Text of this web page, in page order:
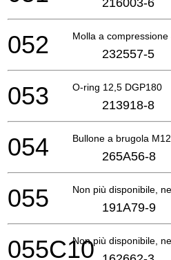
216003-6
Molla a compressione
052 232557-5
O-ring 12,5 DGP180
053 213918-8
Bullone a brugola
054 265A56-8
Non più disponibile,
055 191A79-9
Non più disponibile,
055C10